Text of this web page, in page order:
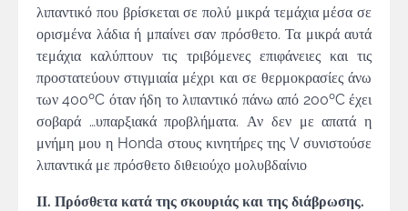
λιπαντικό που βρίσκεται σε πολύ μικρά τεμάχια μέσα σε
ορισμένα λάδια ή μπαίνει σαν πρόσθετο. Τα μικρά αυτά
τεμάχια καλύπτουν τις τριβόμενες επιφάνειες και τις
προστατεύουν στιγμιαία μέχρι και σε θερμοκρασίες άνω
των 400ºC όταν ήδη το λιπαντικό πάνω από 200ºC έχει
σοβαρά …υπαρξιακά προβλήματα. Αν δεν με απατά η
μνήμη μου η Honda στους κινητήρες της V συνιστούσε
λιπαντικά με πρόσθετο διθειούχο μολυβδαίνιο
ΙΙ. Πρόσθετα κατά της σκουριάς και της διάβρωσης.